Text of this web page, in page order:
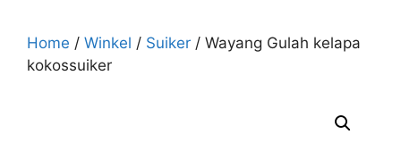
Home / Winkel / Suiker / Wayang Gulah kelapa
kokossuiker